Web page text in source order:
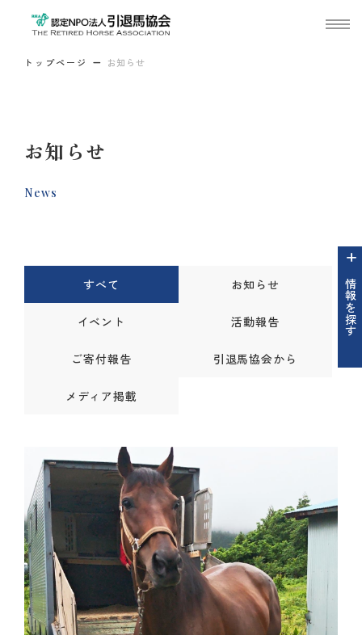
トップページ お知らせ
お知らせ
News
情報を探す
すべて お知らせ
イベント 活動報告
ご寄付報告 引退馬協会から
メディア掲載